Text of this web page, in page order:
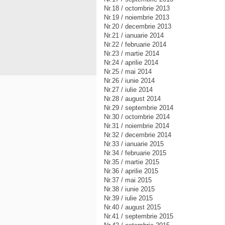
Nr.18 / octombrie 2013
Nr.19 / noiembrie 2013
Nr.20 / decembrie 2013
Nr.21 / ianuarie 2014
Nr.22 / februarie 2014
Nr.23 / martie 2014
Nr.24 / aprilie 2014
Nr.25 / mai 2014
Nr.26 / iunie 2014
Nr.27 / iulie 2014
Nr.28 / august 2014
Nr.29 / septembrie 2014
Nr.30 / octombrie 2014
Nr.31 / noiembrie 2014
Nr.32 / decembrie 2014
Nr.33 / ianuarie 2015
Nr.34 / februarie 2015
Nr.35 / martie 2015
Nr.36 / aprilie 2015
Nr.37 / mai 2015
Nr.38 / iunie 2015
Nr.39 / iulie 2015
Nr.40 / august 2015
Nr.41 / septembrie 2015